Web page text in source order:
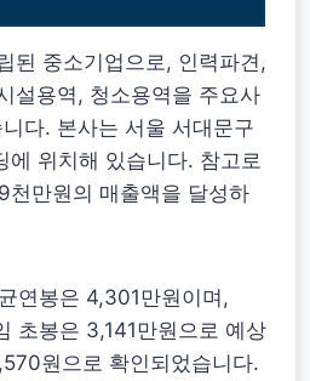
된 중소기업으로, 인력파견,
설용역, 청소용역을 주요사
다. 본사는 서울 서대문구
에 위치해 있습니다. 참고로
만원의 매출액을 달성하
연봉은 4,301만원이며,
초봉은 3,141만원으로 예상
원으로 확인되었습니다.